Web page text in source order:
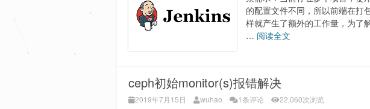
Lepus
python
的配置文件不同，所以前端在打
样就产生了额外的工作量，为了
… 阅读全文
ceph初始monitor(s)报错解决
2019年7月15日 wuhao 1条评论 22,060次浏览